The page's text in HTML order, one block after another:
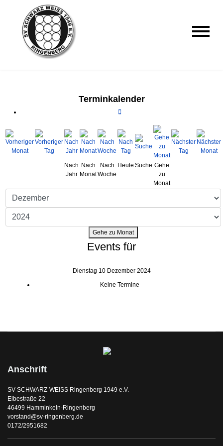
Terminkalender
Nach
Jahr
Nach
Monat
Nach
Woche
Heute Suche Gehe
zu
Monat
Gehe zu Monat
Events für
Dienstag 10 Dezember 2024
Keine Termine
Anschrift
SV SCHWARZ-WEISS Ringenberg 1949 e.V.
Elbestraße 22
46499 Hamminkeln-Ringenberg
vorstand@sv-ringenberg.de
0172/2951682